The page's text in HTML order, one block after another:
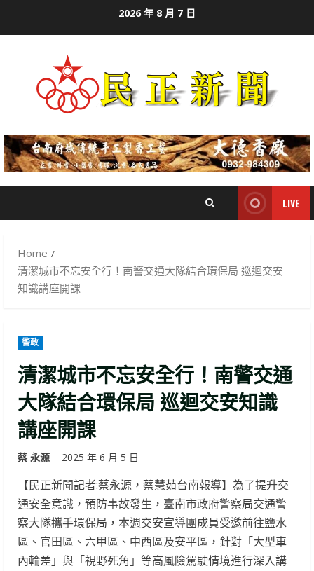
2026 年 8 月 7 日
LIVE
Home
清潔城市不忘安全行！南警交通大隊結合環保局 巡迴交安
知識講座開課
警政
清潔城市不忘安全行！南警交通
大隊結合環保局 巡迴交安知識
講座開課
蔡 永源 2025 年 6 月 5 日
【民正新聞記者:蔡永源，蔡慧茹台南報導】為了提升交
通安全意識，預防事故發生，臺南市政府警察局交通警
察大隊攜手環保局，本週交安宣導團成員受邀前往鹽水
區、官田區、六甲區、中西區及安平區，針對「大型車
內輪差」與「視野死角」等高風險駕駛情境進行深入講